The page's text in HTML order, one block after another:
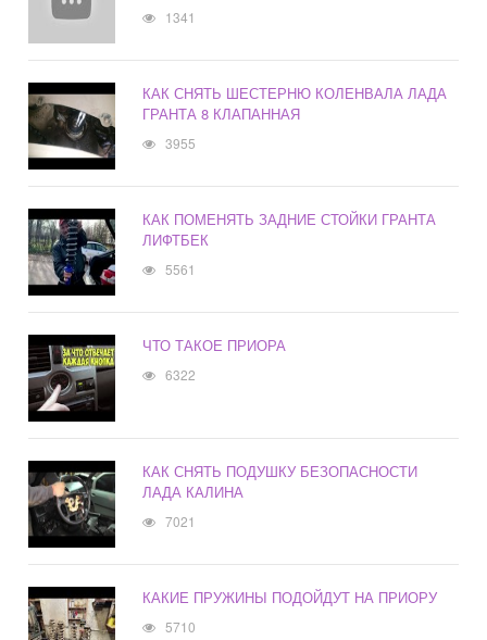
1341
КАК СНЯТЬ ШЕСТЕРНЮ КОЛЕНВАЛА ЛАДА
ГРАНТА 8 КЛАПАННАЯ
3955
КАК ПОМЕНЯТЬ ЗАДНИЕ СТОЙКИ ГРАНТА
ЛИФТБЕК
5561
ЧТО ТАКОЕ ПРИОРА
6322
КАК СНЯТЬ ПОДУШКУ БЕЗОПАСНОСТИ
ЛАДА КАЛИНА
7021
КАКИЕ ПРУЖИНЫ ПОДОЙДУТ НА ПРИОРУ
5710